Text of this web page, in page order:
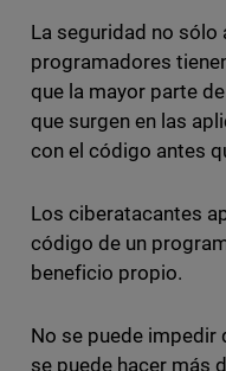
La seguridad no sólo
programadores
que la mayor parte
que surgen en las
con el código antes
Los ciberatacantes
código de un
beneficio propio.
No se puede impedir
se puede hacer más